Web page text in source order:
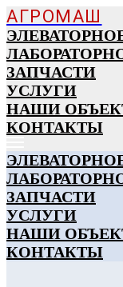
АГРОМАШ
ЗАПЧАСТИ
УСЛУГИ
НАШИ
КОНТАКТЫ
ЗАПЧАСТИ
УСЛУГИ
НАШИ
КОНТАКТЫ